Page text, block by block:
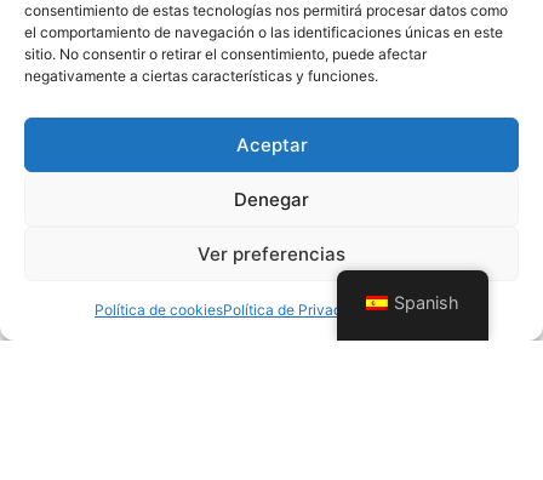
consentimiento de estas tecnologías nos permitirá procesar datos como
el comportamiento de navegación o las identificaciones únicas en este
sitio. No consentir o retirar el consentimiento, puede afectar
negativamente a ciertas características y funciones.
Aceptar
Denegar
Ver preferencias
Política de cookiesPolítica de PrivacidadAviso Legal
Spanish